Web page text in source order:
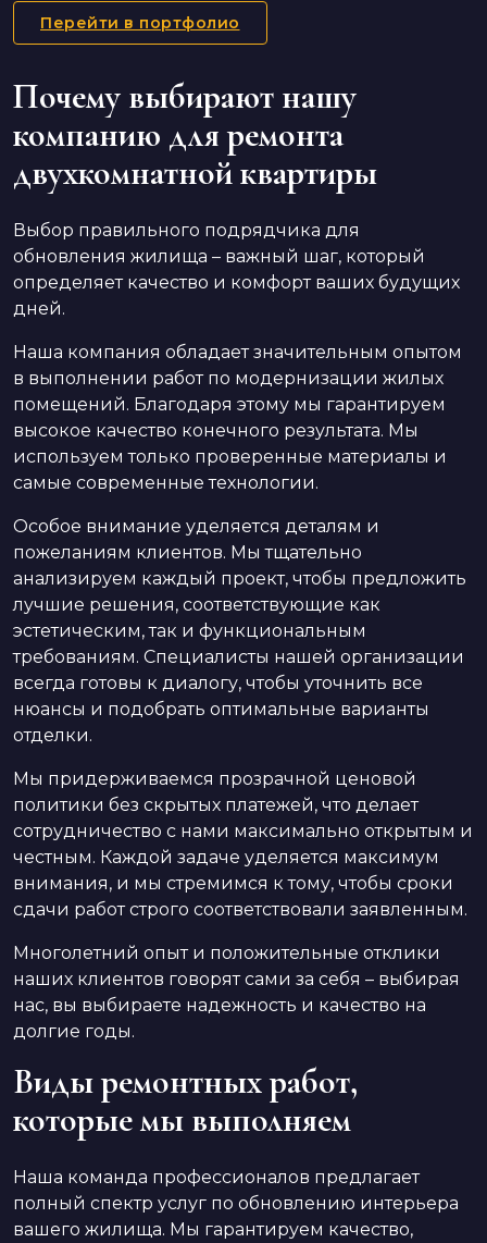
Перейти в портфолио
Почему выбирают нашу
компанию для ремонта
двухкомнатной квартиры
Выбор правильного подрядчика для
обновления жилища – важный шаг, который
определяет качество и комфорт ваших будущих
дней.
Наша компания обладает значительным опытом
в выполнении работ по модернизации жилых
помещений. Благодаря этому мы гарантируем
высокое качество конечного результата. Мы
используем только проверенные материалы и
самые современные технологии.
Особое внимание уделяется деталям и
пожеланиям клиентов. Мы тщательно
анализируем каждый проект, чтобы предложить
лучшие решения, соответствующие как
эстетическим, так и функциональным
требованиям. Специалисты нашей организации
всегда готовы к диалогу, чтобы уточнить все
нюансы и подобрать оптимальные варианты
отделки.
Мы придерживаемся прозрачной ценовой
политики без скрытых платежей, что делает
сотрудничество с нами максимально открытым и
честным. Каждой задаче уделяется максимум
внимания, и мы стремимся к тому, чтобы сроки
сдачи работ строго соответствовали заявленным.
Многолетний опыт и положительные отклики
наших клиентов говорят сами за себя – выбирая
нас, вы выбираете надежность и качество на
долгие годы.
Виды ремонтных работ,
которые мы выполняем
Наша команда профессионалов предлагает
полный спектр услуг по обновлению интерьера
вашего жилища. Мы гарантируем качество,